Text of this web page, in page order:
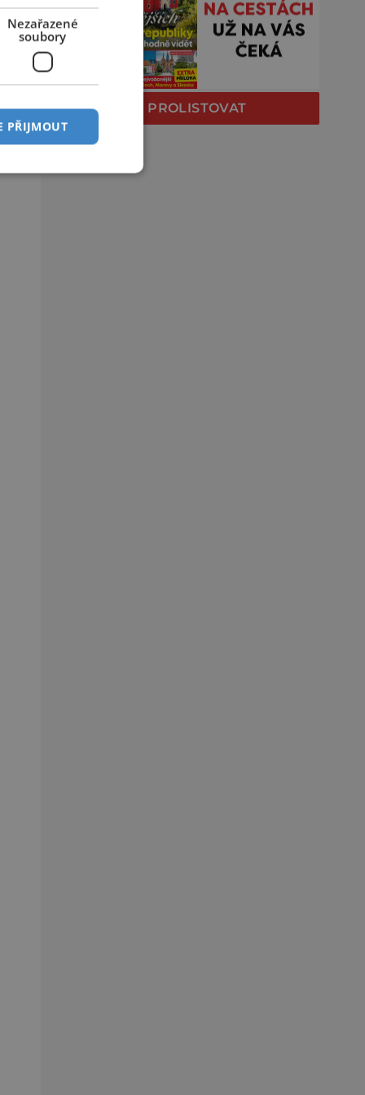
PROLISTOVAT
Nezařazené
soubory
PŘIJMOUT